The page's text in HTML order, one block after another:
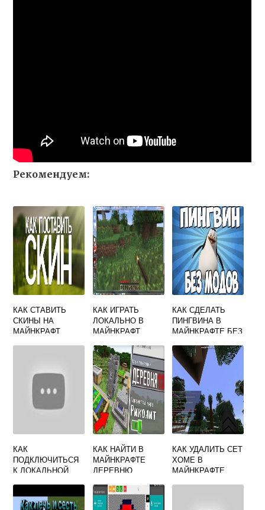
Рекомендуем:
КАК СТАВИТЬ
СКИНЫ НА
МАЙНКРАФТ
КАК ИГРАТЬ
ЛОКАЛЬНО В
МАЙНКРАФТ
КАК СДЕЛАТЬ
ПИНГВИНА В
МАЙНКРАФТЕ БЕЗ
ЭДИСОНА
КАК
ПОДКЛЮЧИТЬСЯ
К ЛОКАЛЬНОЙ
КАК НАЙТИ В
МАЙНКРАФТЕ
ДЕРЕВНЮ
КАК УДАЛИТЬ СЕТ
ХОМЕ В
МАЙНКРАФТЕ